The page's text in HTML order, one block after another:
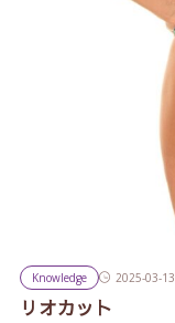
Knowledge 2025-03-13
リオカット